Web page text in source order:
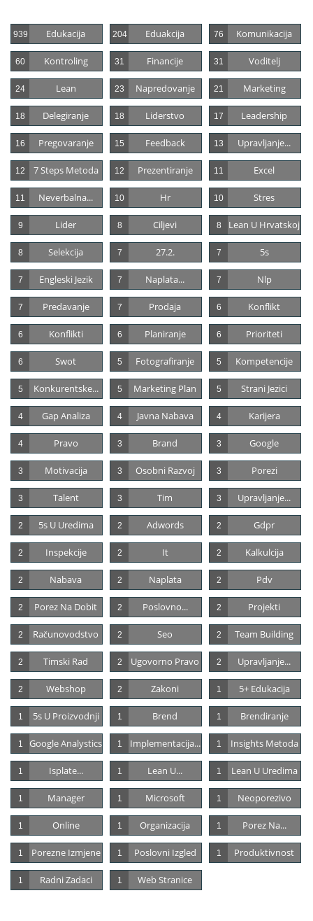
Edukacija
939 Eduakcija
204 Komunikacija
76
Kontroling
60 Financije
31 Voditelj
31
Lean
24 Napredovanje
23 Marketing
21
Delegiranje
18 Liderstvo
18 Leadership
17
Pregovaranje
16 Feedback
15 Upravljanje...
13
7 Steps Metoda
12 Prezentiranje
12 Excel
11
Neverbalna...
11 Hr
10 Stres
10
Lider
9 Ciljevi
8 Lean U Hrvatskoj
8
Selekcija
8 27.2.
7 5s
7
Engleski Jezik
7 Naplata...
7 Nlp
7
Predavanje
7 Prodaja
7 Konflikt
6
Konflikti
6 Planiranje
6 Prioriteti
6
Swot
6 Fotografiranje
5 Kompetencije
5
Konkurentske...
5 Marketing Plan
5 Strani Jezici
5
Gap Analiza
4 Javna Nabava
4 Karijera
4
Pravo
4 Brand
3 Google
3
Motivacija
3 Osobni Razvoj
3 Porezi
3
Talent
3 Tim
3 Upravljanje...
3
5s U Uredima
2 Adwords
2 Gdpr
2
Inspekcije
2 It
2 Kalkulcija
2
Nabava
2 Naplata
2 Pdv
2
Porez Na Dobit
2 Poslovno...
2 Projekti
2
Računovodstvo
2 Seo
2 Team Building
2
Timski Rad
2 Ugovorno Pravo
2 Upravljanje...
2
Webshop
2 Zakoni
2 5+ Edukacija
1
5s U Proizvodnji
1 Brend
1 Brendiranje
1
Google Analystics
1 Implementacija...
1 Insights Metoda
1
Isplate...
1 Lean U...
1 Lean U Uredima
1
Manager
1 Microsoft
1 Neoporezivo
1
Online
1 Organizacija
1 Porez Na...
1
Porezne Izmjene
1 Poslovni Izgled
1 Produktivnost
1
Radni Zadaci
1 Web Stranice
1